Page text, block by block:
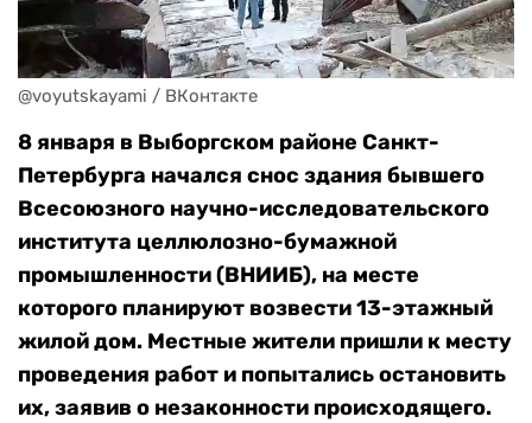
@voyutskayami / ВКонтакте
8 января в Выборгском районе Санкт-
Петербурга начался снос здания бывшего
Всесоюзного научно-исследовательского
института целлюлозно-бумажной
промышленности (ВНИИБ), на месте
которого планируют возвести 13-этажный
жилой дом. Местные жители пришли к месту
проведения работ и попытались остановить
их, заявив о незаконности происходящего.